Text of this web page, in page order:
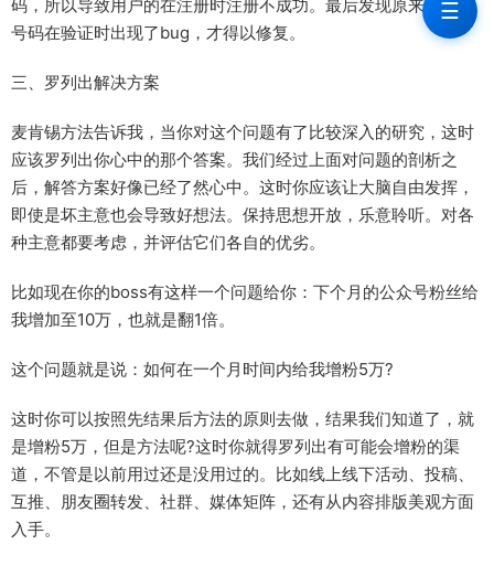
码，所以导致用户的在注册时注册不成功。最后发现原来是部分
号码在验证时出现了bug，才得以修复。
三、罗列出解决方案
麦肯锡方法告诉我，当你对这个问题有了比较深入的研究，这时
应该罗列出你心中的那个答案。我们经过上面对问题的剖析之
后，解答方案好像已经了然心中。这时你应该让大脑自由发挥，
即使是坏主意也会导致好想法。保持思想开放，乐意聆听。对各
种主意都要考虑，并评估它们各自的优劣。
比如现在你的boss有这样一个问题给你：下个月的公众号粉丝给
我增加至10万，也就是翻1倍。
这个问题就是说：如何在一个月时间内给我增粉5万?
这时你可以按照先结果后方法的原则去做，结果我们知道了，就
是增粉5万，但是方法呢?这时你就得罗列出有可能会增粉的渠
道，不管是以前用过还是没用过的。比如线上线下活动、投稿、
互推、朋友圈转发、社群、媒体矩阵，还有从内容排版美观方面
入手。
☰